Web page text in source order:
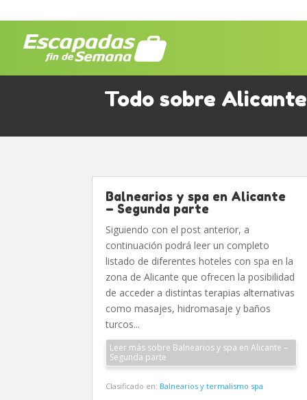
Todo sobre Alicante
Balnearios y spa en Alicante
– Segunda parte
Siguiendo con el post anterior, a
continuación podrá leer un completo
listado de diferentes hoteles con spa en la
zona de Alicante que ofrecen la posibilidad
de acceder a distintas terapias alternativas
como masajes, hidromasaje y baños
turcos...
Leer más sobre Balnearios y spa en Alicante –
Segunda parte
Clasificado en: Balnearios y termalismo spa